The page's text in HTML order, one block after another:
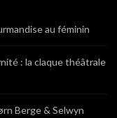
au féminin
: la claque théâtrale
Berge & Selwyn